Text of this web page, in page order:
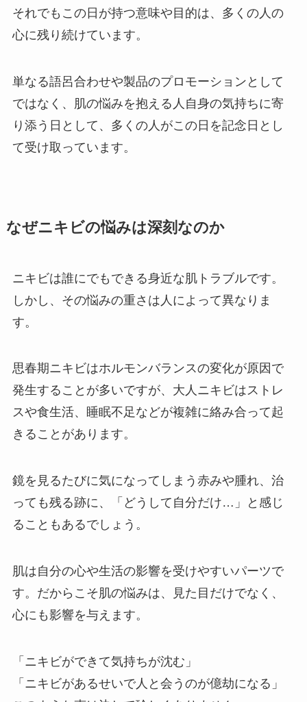
それでもこの日が持つ意味や目的は、多くの人の
心に残り続けています。
単なる語呂合わせや製品のプロモーションとして
ではなく、肌の悩みを抱える人自身の気持ちに寄
り添う日として、多くの人がこの日を記念日とし
て受け取っています。
なぜニキビの悩みは深刻なのか
ニキビは誰にでもできる身近な肌トラブルです。
しかし、その悩みの重さは人によって異なりま
す。
思春期ニキビはホルモンバランスの変化が原因で
発生することが多いですが、大人ニキビはストレ
スや食生活、睡眠不足などが複雑に絡み合って起
きることがあります。
鏡を見るたびに気になってしまう赤みや腫れ、治
っても残る跡に、「どうして自分だけ…」と感じ
ることもあるでしょう。
肌は自分の心や生活の影響を受けやすいパーツで
す。だからこそ肌の悩みは、見た目だけでなく、
心にも影響を与えます。
「ニキビができて気持ちが沈む」
「ニキビがあるせいで人と会うのが億劫になる」